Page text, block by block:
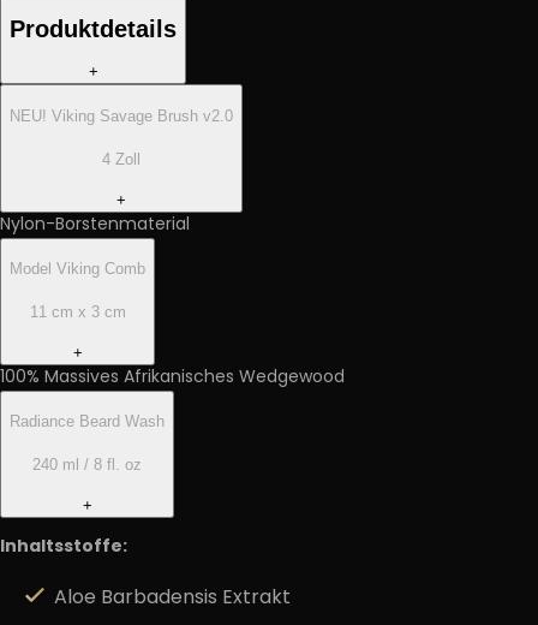
Produktdetails
+
NEU! Viking Savage Brush v2.0
4 Zoll
+
Nylon-Borstenmaterial
Model Viking Comb
11 cm x 3 cm
+
100% Massives Afrikanisches Wedgewood
Radiance Beard Wash
240 ml / 8 fl. oz
+
Inhaltsstoffe:
Aloe Barbadensis Extrakt